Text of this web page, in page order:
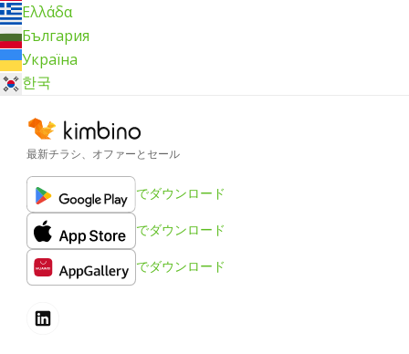
Ελλάδα
България
Україна
한국
最新チラシ、オファーとセール
でダウンロード
でダウンロード
でダウンロード